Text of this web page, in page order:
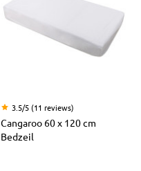
3.5/5 (11 reviews)
Cangaroo 60 x 120 cm
Bedzeil